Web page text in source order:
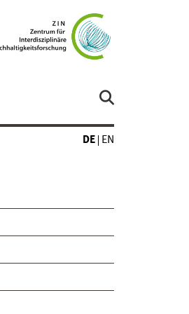
DE EN